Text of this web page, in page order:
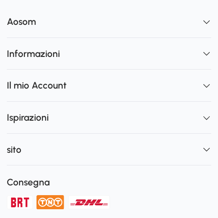
Aosom
Informazioni
Il mio Account
Ispirazioni
sito
Consegna